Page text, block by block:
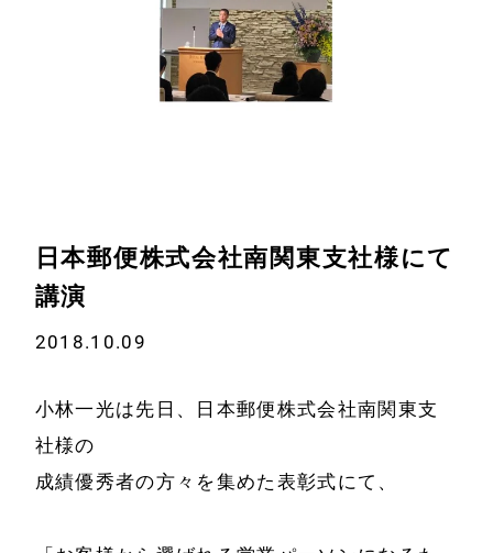
ホーム
代表プロフィール
会社情報
日本郵便株式会社南関東支社様にて
講演
2018.10.09
小林一光は先日、日本郵便株式会社南関東支
社様の
成績優秀者の方々を集めた表彰式にて、